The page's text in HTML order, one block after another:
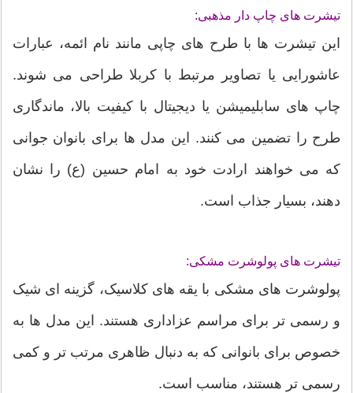
تیشرت های چاپ دار مذهبی:
این تیشرت ها با طرح های چاپی مانند نام ائمه، عبارات
عاشورایی یا تصاویر مرتبط با کربلا طراحی می شوند.
چاپ های سابلیمیشن یا دیجیتال با کیفیت بالا، ماندگاری
طرح را تضمین می کنند. این مدل ها برای بانوان جوانی
که می خواهند ارادت خود به امام حسین (ع) را نشان
دهند، بسیار جذاب است.
تیشرت های پولوشرت مشکی:
پولوشرت های مشکی با یقه های کلاسیک، گزینه ای شیک
و رسمی تر برای مراسم عزاداری هستند. این مدل ها به
خصوص برای بانوانی که به دنبال ظاهری مرتب تر و کمی
رسمی تر هستند، مناسب است.